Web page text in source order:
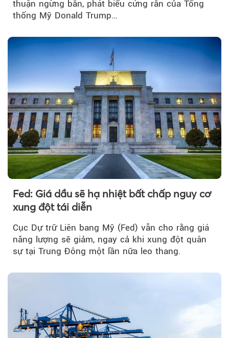
thuận ngừng bắn, phát biểu cứng rắn của Tổng
thống Mỹ Donald Trump…
Fed: Giá dầu sẽ hạ nhiệt bất chấp nguy cơ
xung đột tái diễn
Cục Dự trữ Liên bang Mỹ (Fed) vẫn cho rằng giá
năng lượng sẽ giảm, ngay cả khi xung đột quân
sự tại Trung Đông một lần nữa leo thang.